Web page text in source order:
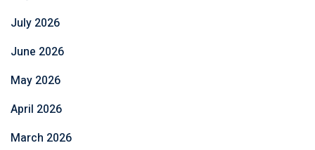
July 2026
June 2026
May 2026
April 2026
March 2026